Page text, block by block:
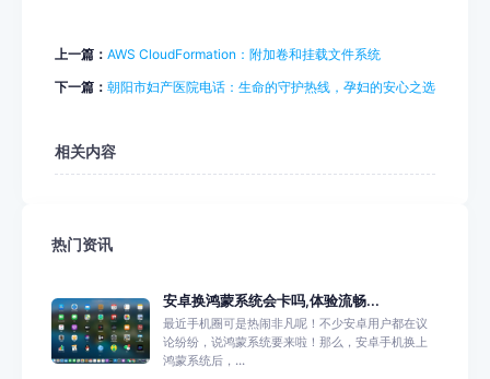
上一篇： AWS CloudFormation：附加卷和挂载文件系统
下一篇： 朝阳市妇产医院电话：生命的守护热线，孕妇的安心之选
相关内容
热门资讯
安卓换鸿蒙系统会卡吗,体验流畅...
最近手机圈可是热闹非凡呢！不少安卓用户都在议
论纷纷，说鸿蒙系统要来啦！那么，安卓手机换上
鸿蒙系统后，...